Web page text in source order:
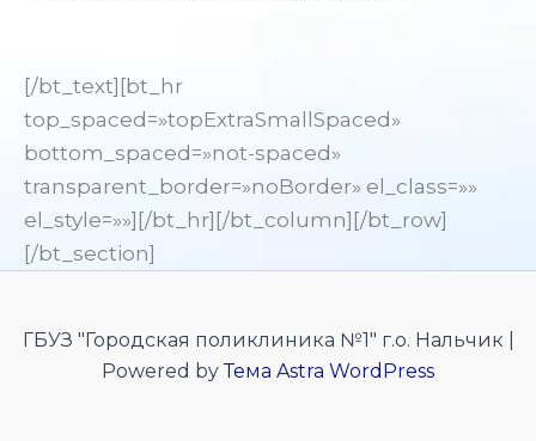
[/bt_text][bt_hr
top_spaced=»topExtraSmallSpaced»
bottom_spaced=»not-spaced»
transparent_border=»noBorder» el_class=»»
el_style=»»][/bt_hr][/bt_column][/bt_row]
[/bt_section]
ГБУЗ "Городская поликлиника №1" г.о. Нальчик |
Powered byТема Astra WordPress